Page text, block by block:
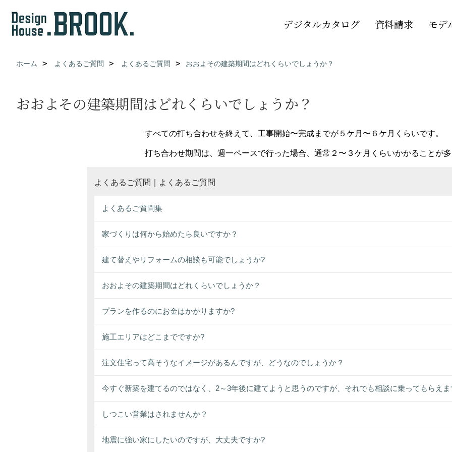
デジタルカタログ 資料請求 モデ
ホーム よくあるご質問 よくあるご質問 おおよその建築期間はどれくらいでしょうか？
おおよその建築期間はどれくらいでしょうか？
すべての打ち合わせを終えて、工事開始〜完成までが５ケ月〜６ケ月くらいです。
打ち合わせ期間は、週一ペースで行った場合、通常２〜３ケ月くらいかかることが
よくあるご質問｜よくあるご質問
よくあるご質問集
家づくりは何から始めたら良いですか？
建て替えやリフォームの相談も可能でしょうか?
おおよその建築期間はどれくらいでしょうか？
プランを作るのにお金はかかりますか?
施工エリアはどこまでですか?
注文住宅って高そうなイメージがあるんですが、どうなのでしょうか？
今すぐ新築を建てるのではなく、2～3年後に建てようと思うのですが、それでも相談に乗ってもらえ
しつこい営業はされませんか？
地震に強い家にしたいのですが、大丈夫ですか?